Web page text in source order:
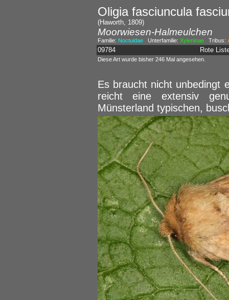
Oligia fasciuncula
(Haworth, 1809)
Moorwiesen-Halmeulchen
Familie: NoctuidaeUnterfamilie: XyleninaeTribus:
09784 Rote
Diese Art wurde bisher 246 Mal angesehen.
Es braucht nicht unbedingt
reicht eine extensiv
Münsterland typischen,